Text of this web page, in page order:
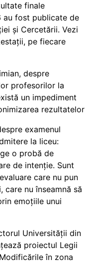
finale
au fost publicate de
și Cercetării. Vezi
pe fiecare
despre
profesorilor la
un impediment
rezultatelor
examenul
la liceu:
o probă de
de intenție. Sunt
care nu pun
care nu înseamnă să
emoțiile unui
Universității din
proiectul Legii
în zona